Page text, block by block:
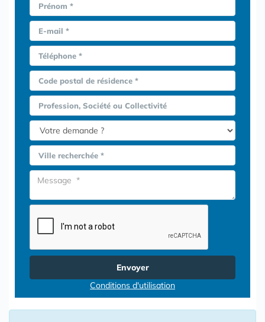
Prénom *
E-mail *
Téléphone *
Code postal de résidence *
Profession, Société ou Collectivité
Ville recherchée *
Envoyer
Conditions d'utilisation